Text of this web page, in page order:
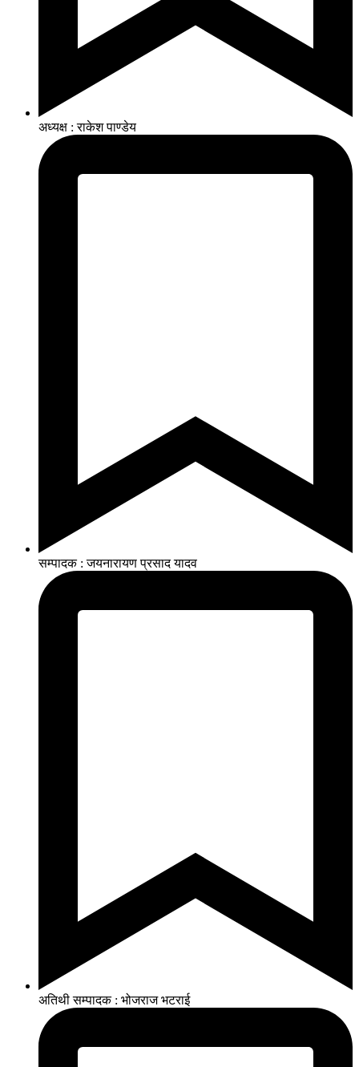
अध्यक्ष : राकेश पाण्डेय
सम्पादक : जयनारायण प्रसाद यादव
अतिथी सम्पादक : भोजराज भटराई